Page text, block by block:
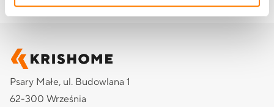
Psary Małe, ul. Budowlana 1
62-300 Września